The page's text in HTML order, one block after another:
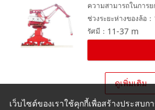
ความสามารถในการ
ช่วงระยะห่างของล้อ ：
11-37 m
รัศมี ：
ดูเพิ่มเติม
เว็บไซต์ของเราใช้คุกกี้เพื่อสร้างประส